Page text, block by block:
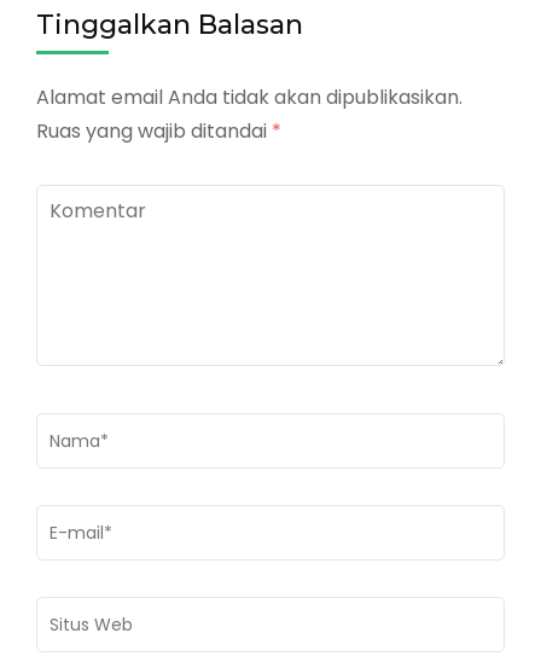
Tinggalkan Balasan
Alamat email Anda tidak akan dipublikasikan.
Ruas yang wajib ditandai *
Komentar
Nama *
E-
mail*
Situs
Web